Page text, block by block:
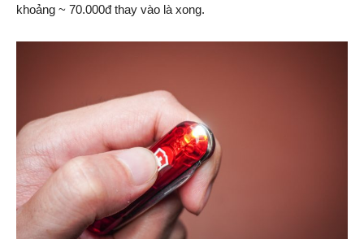
khoảng ~ 70.000đ thay vào là xong.